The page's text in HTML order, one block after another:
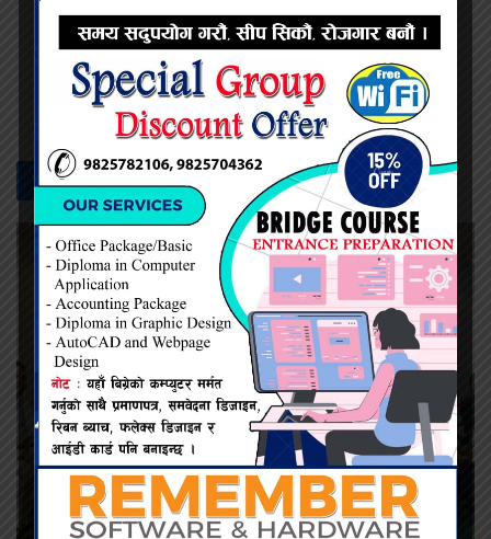
नेत्र दैनिक
सम्बन्धित -समाचार